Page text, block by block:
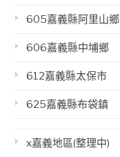
605嘉義縣阿里山鄉
606嘉義縣中埔鄉
612嘉義縣太保市
625嘉義縣布袋鎮
x嘉義地區(整理中)